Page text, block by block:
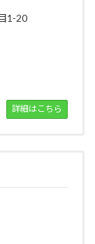
1-20
詳細はこちら